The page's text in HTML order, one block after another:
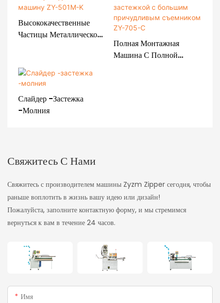
Высококачественные
Частицы Металлической
Полная Монтажная
Машина С Полной
Слайдер -застежка
-молния
Свяжитесь С Нами
Свяжитесь с производителем машины Zyzm Zipper сегодня, чтобы
раньше воплотить в жизнь вашу идею или дизайн!
Пожалуйста, заполните контактную форму, и мы стремимся
вернуться к вам в течение 24 часов.
Имя